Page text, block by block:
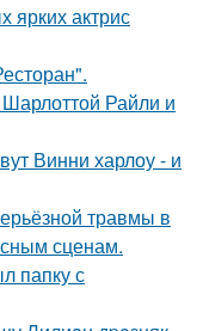
ярких актрис
Райли и
Винни харлоу - и
травмы в
сценам.
папку с